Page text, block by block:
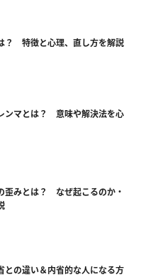
？ 特徴と心理、直し方を解説
ンマとは？ 意味や解決法を心
歪みとは？ なぜ起こるのか・
の違い＆内省的な人になる方